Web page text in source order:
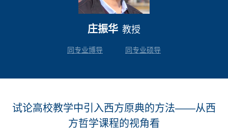
庄振华 教授
同专业博导 同专业硕导
试论高校教学中引入西方原典的方法——从西
方哲学课程的视角看